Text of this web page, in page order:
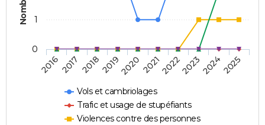
Vols et cambriolages
Trafic et usage de stupéfiants
Violences contre des personnes
20162017 20182019202020212022202320242025
0
1